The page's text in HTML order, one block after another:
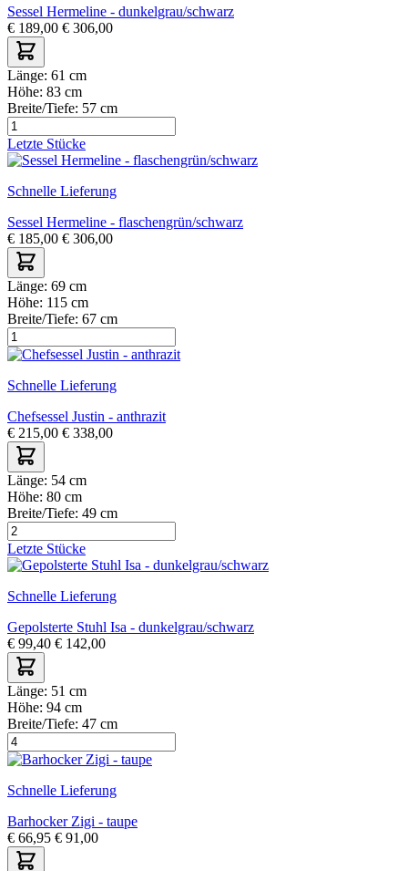
Sessel Hermeline - dunkelgrau/schwarz
€ 189,00 € 306,00
Länge: 61 cm
Höhe: 83 cm
Breite/Tiefe: 57 cm
Letzte Stücke
Schnelle Lieferung
Sessel Hermeline - flaschengrün/schwarz
€ 185,00 € 306,00
Länge: 69 cm
Höhe: 115 cm
Breite/Tiefe: 67 cm
Schnelle Lieferung
Chefsessel Justin - anthrazit
€ 215,00 € 338,00
Länge: 54 cm
Höhe: 80 cm
Breite/Tiefe: 49 cm
Letzte Stücke
Schnelle Lieferung
Gepolsterte Stuhl Isa - dunkelgrau/schwarz
€ 99,40 € 142,00
Länge: 51 cm
Höhe: 94 cm
Breite/Tiefe: 47 cm
Schnelle Lieferung
Barhocker Zigi - taupe
€ 66,95 € 91,00